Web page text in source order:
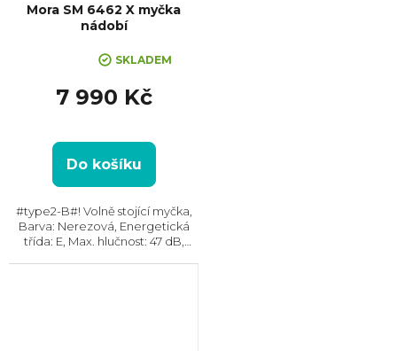
Mora SM 6462 X myčka
nádobí
Průměrné
hodnocení
produktu
5
hvězdiček.
SKLADEM
7 990 Kč
Do košíku
#type2-B#! Volně stojící myčka,
Barva: Nerezová, Energetická
třída: E, Max. hlučnost: 47 dB,